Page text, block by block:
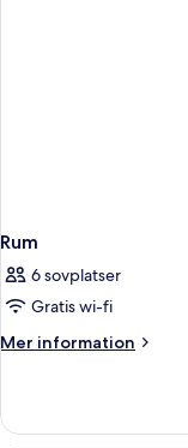
Rum
6 sovplatser
Gratis wi-fi
Mer information
Mer